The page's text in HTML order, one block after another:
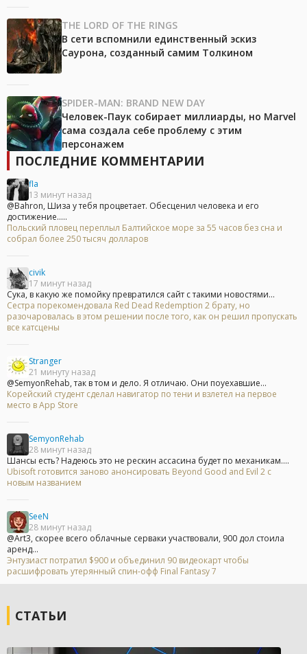
THE LORD OF THE RINGS
В сети вспомнили единственный эскиз
Саурона, созданный самим Толкином
SPIDER-MAN: BRAND NEW DAY
Человек-Паук собирает миллиарды, но Marvel
сама создала себе проблему с этим
персонажем
ПОСЛЕДНИЕ КОММЕНТАРИИ
fla
13 минут назад
@Bahron, Шиза у тебя процветает. Обесценил человека и его
достижение.....
Польский пловец переплыл Балтийское море за 55 часов без сна и
собрал более 250 тысяч долларов
civik
17 минут назад
Сука, в какую же помойку превратился сайт с такими новостями...
Сестра порекомендовала Red Dead Redemption 2 брату, но
разочаровалась в этом решении после того, как он решил пропускать
все катсцены
Stranger
21 минуту назад
@SemyonRehab, так в том и дело. Я отличаю. Они поуехавшие...
Корейский студент сделал навигатор по тени и взлетел на первое
место в App Store
SemyonRehab
28 минут назад
Шансы есть? Надеюсь это не рескин ассасина будет по механикам....
Ubisoft готовится заново анонсировать Beyond Good and Evil 2 с
новым названием
SeeN
28 минут назад
@Art3, скорее всего облачные серваки участвовали, 900 дол стоила
аренд...
Энтузиаст потратил $900 и объединил 90 видеокарт чтобы
расшифровать утерянный спин-офф Final Fantasy 7
СТАТЬИ